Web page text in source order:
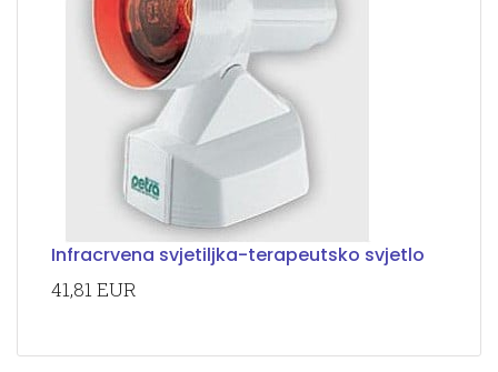
Infracrvena svjetiljka-terapeutsko svjetlo
41,81 EUR